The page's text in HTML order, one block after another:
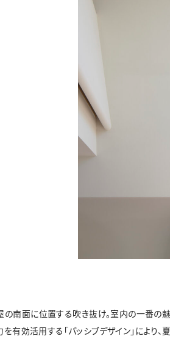
の南面に位置する吹き抜け。室内の一番の
を有効活用する「パッシブデザイン」により